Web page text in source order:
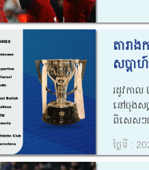
តារាង
សប្ដា
រដូវកាល
នៅចុងស
ពិសេសៗជ
ថ្ងៃទី :